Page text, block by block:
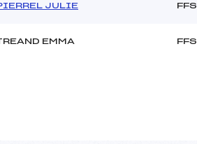
JULIE
EMMA